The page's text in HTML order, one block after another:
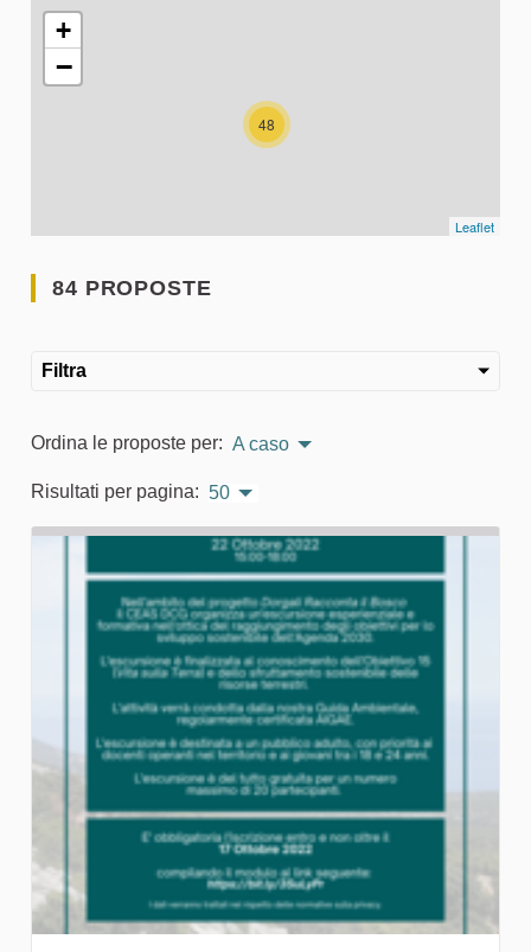
L'elemento seguente è una mappa che presenta gli
48
+
−
Leaflet
84 PROPOSTE
Filtra
Ordina le proposte per: A caso
Risultati per pagina: 50